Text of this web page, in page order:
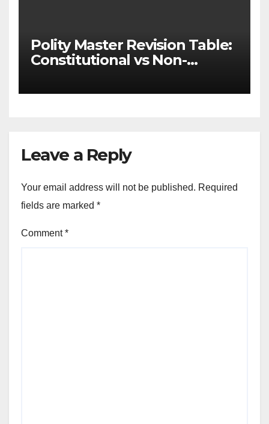
Polity Master Revision Table:
Constitutional vs Non-
UPSC & MPSC
Leave a Reply
Your email address will not be published. Required
fields are marked *
Comment*